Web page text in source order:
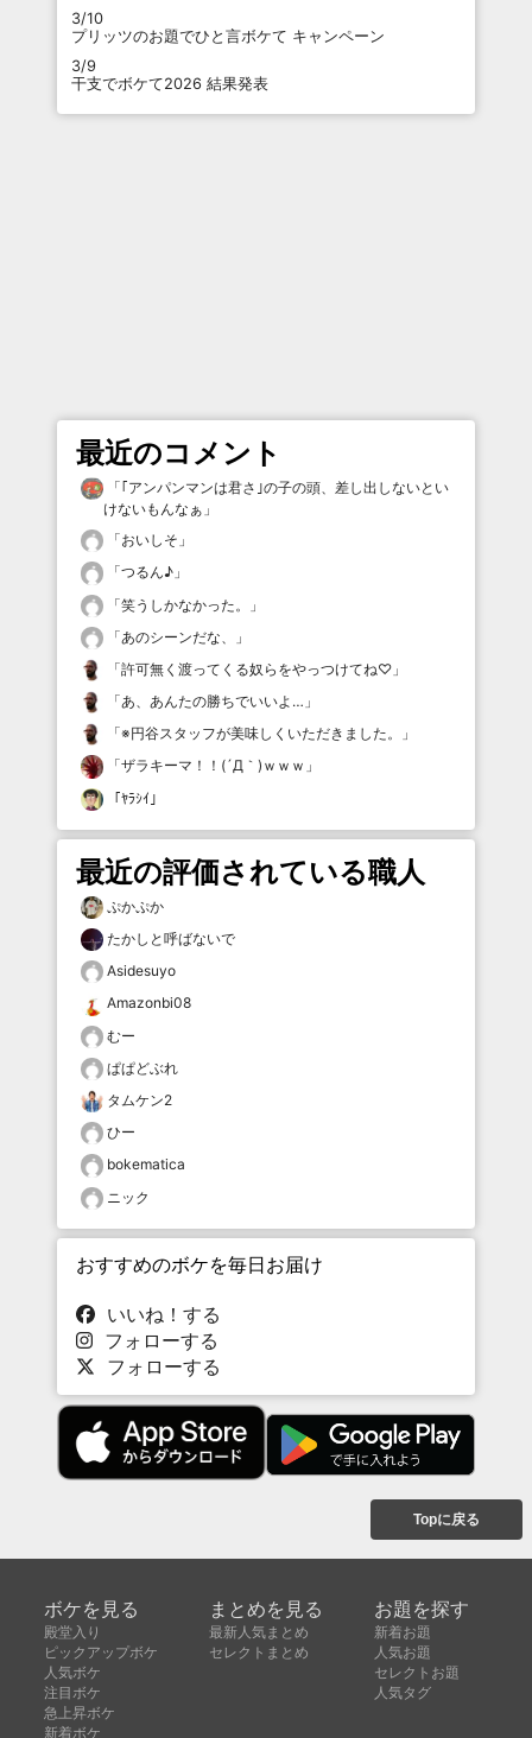
3/10
プリッツのお題でひと言ボケて キャンペーン
3/9
干支でボケて2026 結果発表
最近のコメント
「｢アンパンマンは君さ｣の子の頭、差し出しないとい
けないもんなぁ 」
「おいしそ 」
「つるん♪ 」
「笑うしかなかった。
」
「あのシーンだな、
」
「許可無く渡ってくる奴らをやっつけてね♡ 」
「あ、あんたの勝ちでいいよ… 」
「※円谷スタッフが美味しくいただきました。
」
「ザラキーマ！！(´Д｀)ｗｗｗ 」
「ﾔﾗｼｲ 」
最近の評価されている職人
ぷかぷか
たかしと呼ばないで
Asidesuyo
Amazonbi08
むー
ぱぱどぶれ
タムケン2
ひー
bokematica
ニック
おすすめのボケを毎日お届け
いいね！する
フォローする
フォローする
Topに戻る
ボケを見る
殿堂入り
ピックアップボケ
人気ボケ
注目ボケ
急上昇ボケ
新着ボケ
まとめを見る
最新人気まとめ
セレクトまとめ
お題を探す
新着お題
人気お題
セレクトお題
人気タグ